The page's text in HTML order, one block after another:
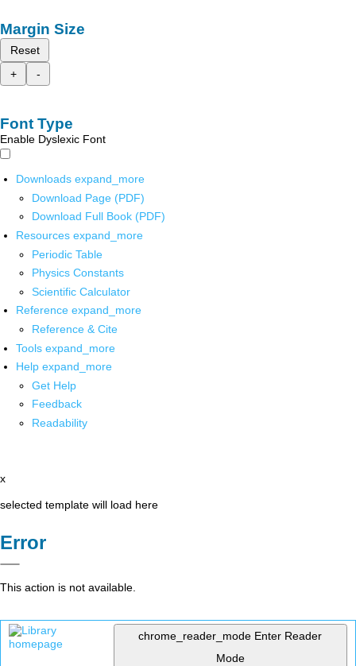
Margin Size
Reset
+
-
Font Type
Enable Dyslexic Font
Downloads expand_more
Download Page (PDF)
Download Full Book (PDF)
Resources expand_more
Periodic Table
Physics Constants
Scientific Calculator
Reference expand_more
Reference & Cite
Tools expand_more
Help expand_more
Get Help
Feedback
Readability
x
selected template will load here
Error
This action is not available.
chrome_reader_mode Enter Reader
Mode